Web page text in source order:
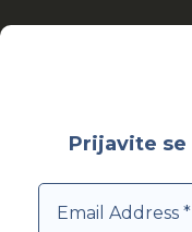
Prijavite se